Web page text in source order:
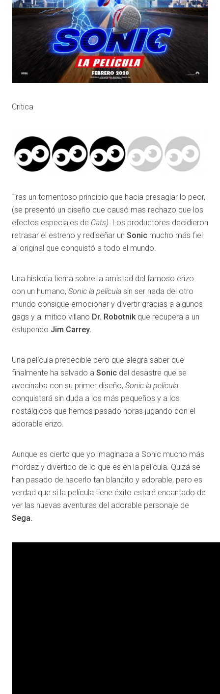
Critica
Tras un tomentoso principio que hacia presagiar lo peor,
(se presentó un diseño que causó mas rechazo que los
efectos especiales de Cats) Los productores decidieron
retrasar el estreno y rediseñar un Sonic mucho más fiel
al original que conquistó a todo el mundo.
Una historia tierna sobre la amistad del famoso erizo
con un humano, Sonic la película sin ser nada del otro
mundo consigue emocionar y divertir gracias a algunos
gags y al mítico villano Dr. Robotnikque recupera a un
estupendo Jim Carrey.
Una película predecible pero que alegra saber que
finalmente ha salvado a Sonic del desastre que se
avecinaba con su primer diseño, Sonic la película
conquistará sin duda a los más pequeños y a los
nostálgicos que hemos pasado horas jugando con el
adorable erizo.
Aunque es cierto que yo imaginaba a Sonic mucho más
mordaz y divertido de lo que es en la película. Quizá se
han pasado de hacerlo tan blandito y adorable, pero es
verdad que si la película tiene éxito estaré encantado de
ver las nuevas aventuras del adorable personaje de
Sega.